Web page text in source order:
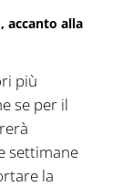
accanto alla
più
se per il
settimane
la